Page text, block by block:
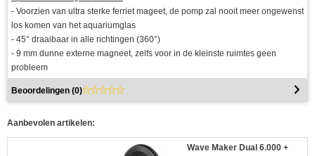
- Voorzien van ultra sterke ferriet mageet, de pomp zal nooit meer ongewenst
los komen van het aquariumglas
- 45° draaibaar in alle richtingen (360°)
- 9 mm dunne externe magneet, zelfs voor in de kleinste ruimtes geen
probleem
Beoordelingen (0)
Aanbevolen artikelen:
Wave Maker Dual 6.000 +